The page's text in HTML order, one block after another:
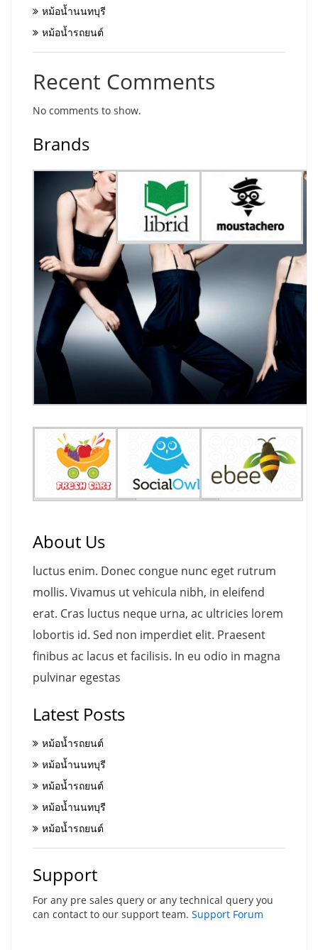
หม้อน้ำนนทบุรี
หม้อน้ำรถยนต์
Recent Comments
No comments to show.
Brands
About Us
luctus enim. Donec congue nunc eget rutrum
mollis. Vivamus ut vehicula nibh, in eleifend
erat. Cras luctus neque urna, ac ultricies lorem
lobortis id. Sed non imperdiet elit. Praesent
finibus ac lacus et facilisis. In eu odio in magna
pulvinar egestas
Latest Posts
หม้อน้ำรถยนต์
หม้อน้ำนนทบุรี
หม้อน้ำรถยนต์
หม้อน้ำนนทบุรี
หม้อน้ำรถยนต์
Support
For any pre sales query or any technical query you
can contact to our support team. Support Forum